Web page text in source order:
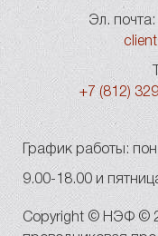
Эл. почта:
+7 (812)
График работы:
9.00-18.00 и
Copyright © НЭФ ©